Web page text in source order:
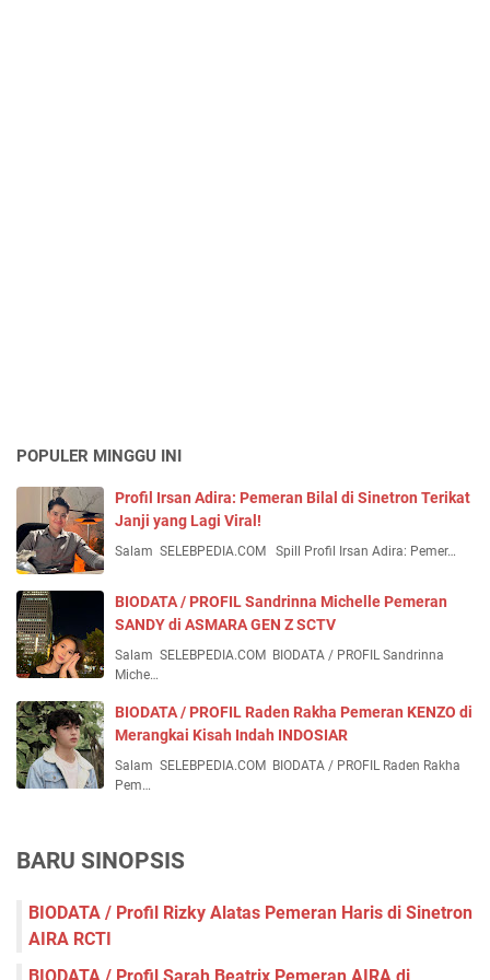
POPULER MINGGU INI
Profil Irsan Adira: Pemeran Bilal di Sinetron Terikat
Janji yang Lagi Viral!
Salam SELEBPEDIA.COM Spill Profil Irsan Adira: Pemer…
BIODATA / PROFIL Sandrinna Michelle Pemeran
SANDY di ASMARA GEN Z SCTV
Salam SELEBPEDIA.COM BIODATA / PROFIL Sandrinna
Miche…
BIODATA / PROFIL Raden Rakha Pemeran KENZO di
Merangkai Kisah Indah INDOSIAR
Salam SELEBPEDIA.COM BIODATA / PROFIL Raden Rakha
Pem…
BARU SINOPSIS
BIODATA / Profil Rizky Alatas Pemeran Haris di Sinetron
AIRA RCTI